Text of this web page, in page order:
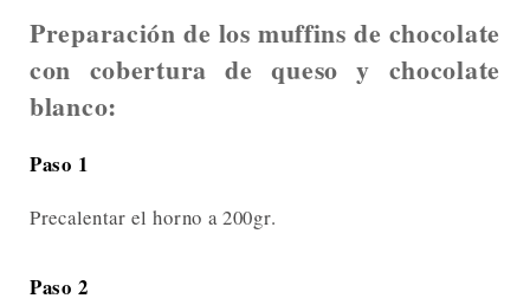
Preparación de los muffins de chocolate
con cobertura de queso y chocolate
blanco:
Paso 1
Precalentar el horno a 200gr.
Paso 2